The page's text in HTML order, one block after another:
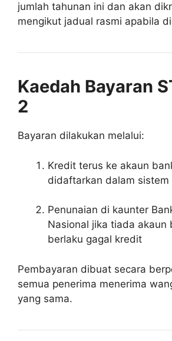
jumlah tahunan ini dan akan
mengikut jadual rasmi apabila
Kaedah Bayaran
2
Bayaran dilakukan melalui:
Kredit terus ke akaun
didaftarkan dalam sistem
Penunaian di kaunter
Nasional jika tiada akaun
berlaku gagal kredit
Pembayaran dibuat secara
semua penerima menerima
yang sama.